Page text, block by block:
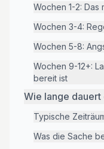
Wochen 1-2: Das
Wochen 3-4:
Wochen 5-8:
Wochen 9-12+:
bereit ist
Wie lange dauert
Typische
Was die Sache